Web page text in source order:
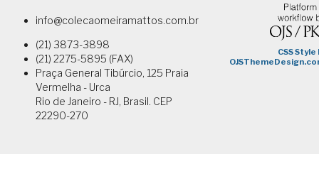
info@colecaomeiramattos.com.br
(21) 3873-3898
(21) 2275-5895 (FAX)
Praça General Tibúrcio, 125 Praia
Vermelha - Urca
Rio de Janeiro - RJ, Brasil. CEP
22290-270